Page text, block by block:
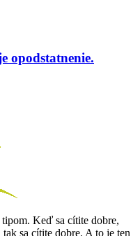
opodstatnenie.
Keď sa cítite dobre,
sa cítite dobre. A to je ten